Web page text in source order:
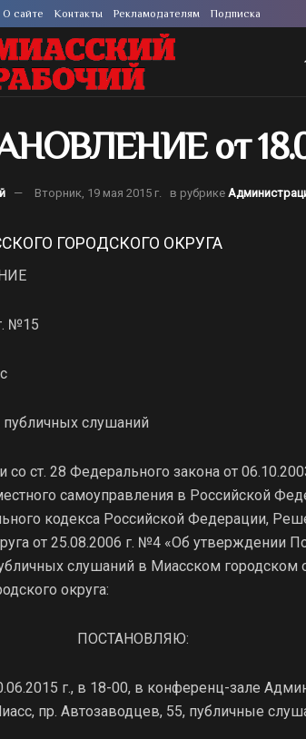
О сайте Контакты Рекламодателям Подписка
от
Вторник, 19 мая 2015 г. в рубрике
ГОРОДСКОГО ОКРУГА
№15
слушаний
со ст. 28 Федерального закона от
самоуправления в Российской
кодекса Российской Федерации,
от 25.08.2006 г. №4 «Об утверждении
слушаний в Миасском городском
округа:
г., в 18-00, в конференц-зале
пр. Автозаводцев, 55, публичные